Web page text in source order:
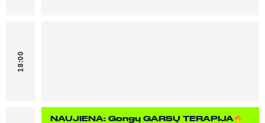
18:00
NAUJIENA: Gongų GARSŲ TERAPIJA